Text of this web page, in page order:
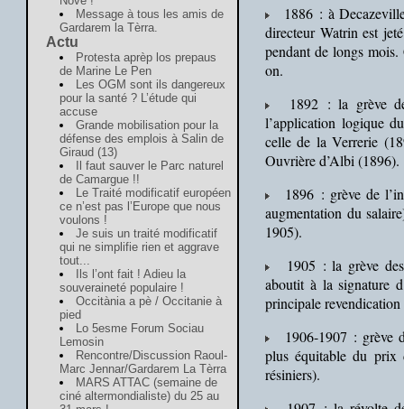
Message à tous les amis de
Gardarem la Tèrra.
Actu
Protesta aprèp los prepaus
de Marine Le Pen
Les OGM sont ils dangereux
pour la santé ? L’étude qui
accuse
Grande mobilisation pour la
défense des emplois à Salin de
Giraud (13)
Il faut sauver le Parc naturel
de Camargue !!
Le Traité modificatif européen
ce n’est pas l’Europe que nous
voulons !
Je suis un traité modificatif
qui ne simplifie rien et aggrave
tout...
Ils l’ont fait ! Adieu la
souveraineté populaire !
Occitània a pè / Occitanie à
pied
Lo 5esme Forum Sociau
Lemosin
Rencontre/Discussion Raoul-
Marc Jennar/Gardarem La Tèrra
MARS ATTAC (semaine de
ciné altermondialiste) du 25 au
1886 : à
directeur Watrin est
pendant de longs
on.
1892 : la grève
l’application logique
celle de la Verrerie
Ouvrière d’Albi (1896).
1896 : grève de
augmentation du
1905).
1905 : la grève
aboutit à la signature
principale
1906-1907 : grève
plus équitable du prix
résiniers).